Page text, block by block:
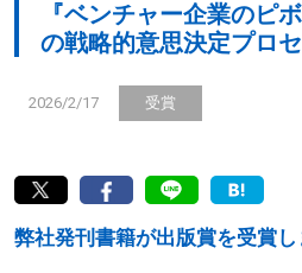
『ベンチャー企業のピ
の戦略的意思決定プロセ
2026/2/17 受賞
弊社発刊書籍が出版賞を受賞し